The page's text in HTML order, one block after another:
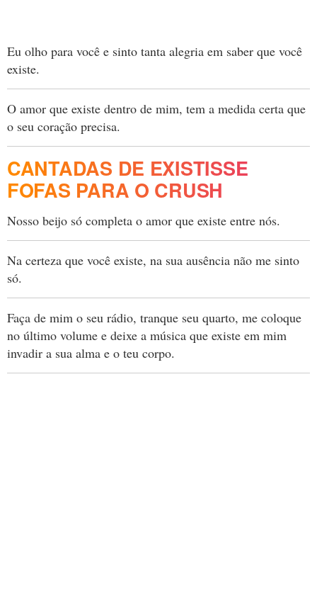
Eu olho para você e sinto tanta alegria em saber que você
existe.
O amor que existe dentro de mim, tem a medida certa que
o seu coração precisa.
CANTADAS DE EXISTISSE
FOFAS PARA O CRUSH
Nosso beijo só completa o amor que existe entre nós.
Na certeza que você existe, na sua ausência não me sinto
só.
Faça de mim o seu rádio, tranque seu quarto, me coloque
no último volume e deixe a música que existe em mim
invadir a sua alma e o teu corpo.